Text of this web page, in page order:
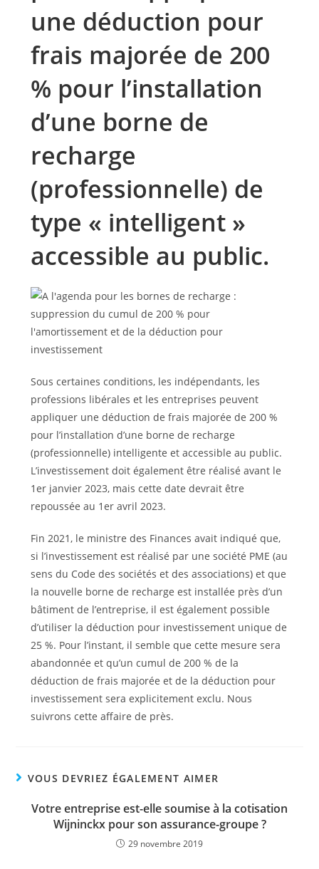
une déduction pour
frais majorée de 200
% pour l’installation
d’une borne de
recharge
(professionnelle) de
type « intelligent »
accessible au public.
Sous certaines conditions, les indépendants, les
professions libérales et les entreprises peuvent
appliquer une déduction de frais majorée de 200 %
pour l’installation d’une borne de recharge
(professionnelle) intelligente et accessible au public.
L’investissement doit également être réalisé avant le
1er janvier 2023, mais cette date devrait être
repoussée au 1er avril 2023.
Fin 2021, le ministre des Finances avait indiqué que,
si l’investissement est réalisé par une société PME (au
sens du Code des sociétés et des associations) et que
la nouvelle borne de recharge est installée près d’un
bâtiment de l’entreprise, il est également possible
d’utiliser la déduction pour investissement unique de
25 %. Pour l’instant, il semble que cette mesure sera
abandonnée et qu’un cumul de 200 % de la
déduction de frais majorée et de la déduction pour
investissement sera explicitement exclu. Nous
suivrons cette affaire de près.
VOUS DEVRIEZ ÉGALEMENT AIMER
Votre entreprise est-elle soumise à la cotisation
Wijninckx pour son assurance-groupe ?
29 novembre 2019